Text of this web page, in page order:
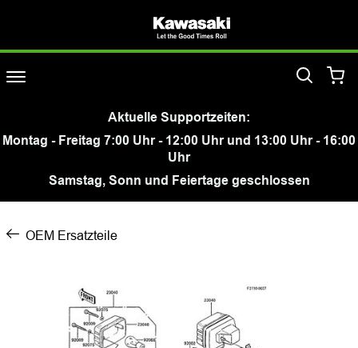
Aktuelle Supportzeiten:
Montag - Freitag 7:00 Uhr - 12:00 Uhr und 13:00 Uhr - 16:00
Uhr
Samstag, Sonn und Feiertage geschlossen
OEM Ersatzteile